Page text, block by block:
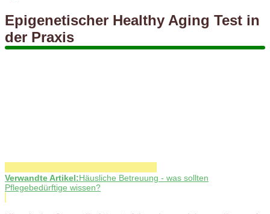
Epigenetischer Healthy Aging Test in
der Praxis
Verwandte Artikel:Häusliche Betreuung - was sollten
Pflegebedürftige wissen?